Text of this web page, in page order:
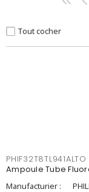
Tout cocher
PHIF32T8TL941ALTO
Ampoule Tube
Manufacturier :